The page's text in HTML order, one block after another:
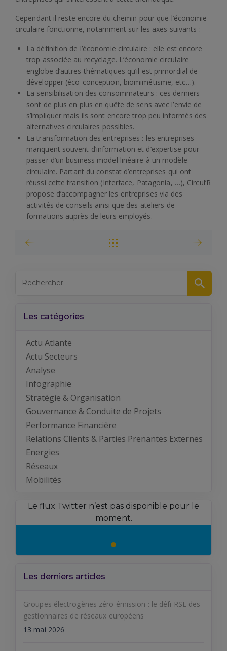
Cependant il reste encore du chemin pour que l’économie
circulaire fonctionne, notamment sur les axes suivants :
La définition de l’économie circulaire : elle est encore
trop associée au recyclage. L’économie circulaire
englobe d’autres thématiques qu’il est primordial de
développer (éco-conception, biomimétisme, etc…).
La sensibilisation des consommateurs : ces derniers
sont de plus en plus en quête de sens avec l’envie de
s’impliquer mais ils sont encore trop peu informés des
alternatives circulaires possibles.
La transformation des entreprises : les entreprises
manquent souvent d’information et d’expertise pour
passer d’un business model linéaire à un modèle
circulaire. Partant du constat d’entreprises qui ont
réussi cette transition (Interface, Patagonia, …), Circul’R
propose d’accompagner les entreprises via des
activités de conseils ainsi que des ateliers de
formations auprès de leurs employés.
Les catégories
Actu Atlante
Actu Secteurs
Analyse
Infographie
Stratégie & Organisation
Gouvernance & Conduite de Projets
Performance Financière
Relations Clients & Parties Prenantes Externes
Energies
Réseaux
Mobilités
Le flux Twitter n’est pas disponible pour le
moment.
Les derniers articles
Groupes électrogènes zéro émission : le défi RSE des
gestionnaires de réseaux européens
13 mai 2026